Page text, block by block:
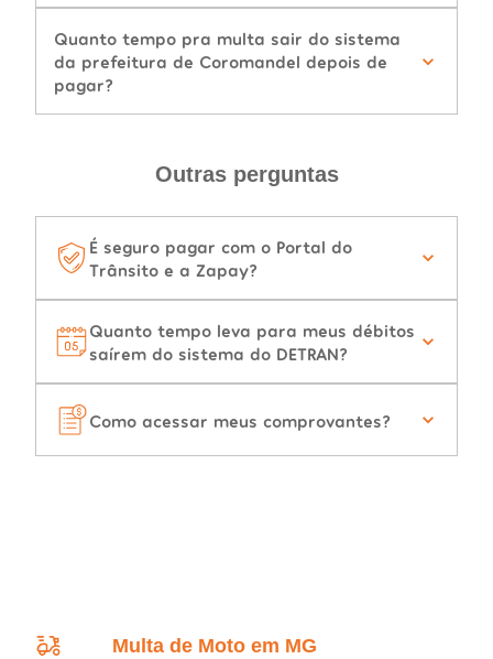
Quanto tempo pra multa sair do sistema
da prefeitura de Coromandel depois de
pagar?
Outras perguntas
É seguro pagar com o Portal do
Trânsito e a Zapay?
Quanto tempo leva para meus débitos
saírem do sistema do DETRAN?
Como acessar meus comprovantes?
Multa de Moto em MG